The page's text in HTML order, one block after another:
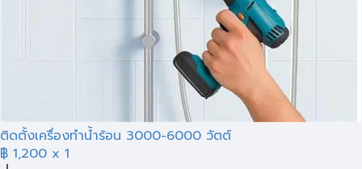
ติดตั้งเครื่องทำน้ำร้อน 3000-6000 วัตต์
฿ 1,200 x 1